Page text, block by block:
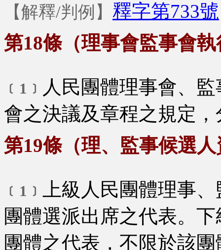
【解釋/判例】 釋字第733號
第18條（理事會監事會
﹝1﹞ 人民團體理事會、
會之決議及章程之規定
第19條（理、監事候選
﹝1﹞
上級人民團體理事
團體選派出席之代表。
團體之代表，不限於該